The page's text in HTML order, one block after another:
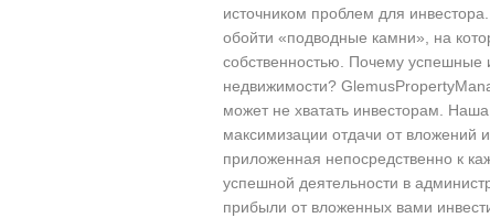
источником проблем для
обойти «подводные камни», на
собственностью. Почему
недвижимости?
может не хватать инвесторам.
максимизации отдачи от вложений
приложенная непосредственно к
успешной деятельности в
прибыли от вложенных вами